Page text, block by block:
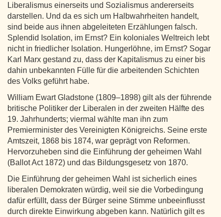
Liberalismus einerseits und Sozialismus andererseits
darstellen. Und da es sich um Halbwahrheiten handelt,
sind beide aus ihnen abgeleiteten Erzählungen falsch.
Splendid Isolation, im Ernst? Ein koloniales Weltreich lebt
nicht in friedlicher Isolation. Hungerlöhne, im Ernst? Sogar
Karl Marx gestand zu, dass der Kapitalismus zu einer bis
dahin unbekannten Fülle für die arbeitenden Schichten
des Volks geführt habe.
William Ewart Gladstone (1809–1898) gilt als der führende
britische Politiker der Liberalen in der zweiten Hälfte des
19. Jahrhunderts; viermal wählte man ihn zum
Premierminister des Vereinigten Königreichs. Seine erste
Amtszeit, 1868 bis 1874, war geprägt von Reformen.
Hervorzuheben sind die Einführung der geheimen Wahl
(Ballot Act 1872) und das Bildungsgesetz von 1870.
Die Einführung der geheimen Wahl ist sicherlich eines
liberalen Demokraten würdig, weil sie die Vorbedingung
dafür erfüllt, dass der Bürger seine Stimme unbeeinflusst
durch direkte Einwirkung abgeben kann. Natürlich gilt es